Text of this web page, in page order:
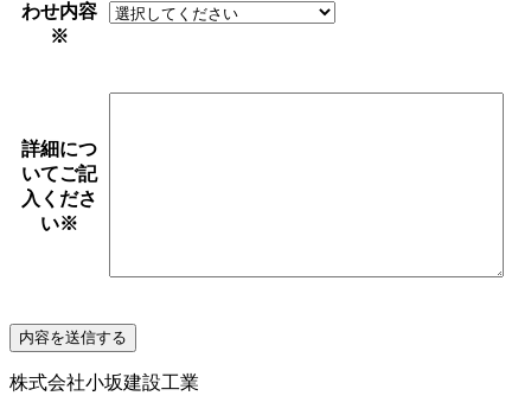
わせ内容
※
詳細につ
いてご記
入くださ
い※
株式会社小坂建設工業